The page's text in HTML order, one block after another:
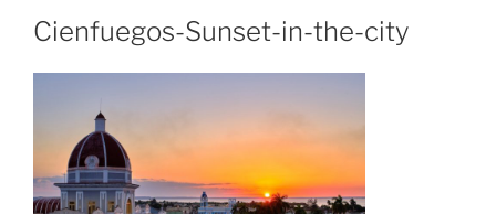
Cienfuegos-Sunset-in-the-city